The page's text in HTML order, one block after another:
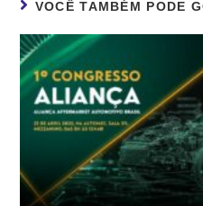
VOCÊ TAMBÉM PODE